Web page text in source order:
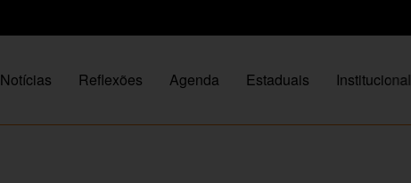
Notícias Reflexões Agenda Estaduais Institucional